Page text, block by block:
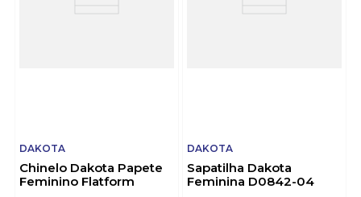
DAKOTA
Chinelo Dakota Papete
Feminino Flatform
DAKOTA
Sapatilha Dakota
Feminina D0842-04